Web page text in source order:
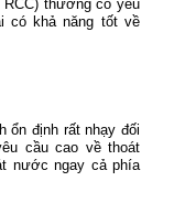
thường có yêu
có khả năng tốt về
ổn định rất nhạy đối
cầu cao về thoát
nước ngay cả phía